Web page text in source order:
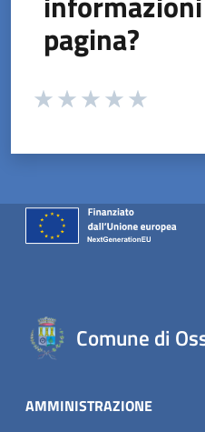
pagina?
Valuta da 1 a 5 stelle la
Comune di
AMMINISTRAZIONE